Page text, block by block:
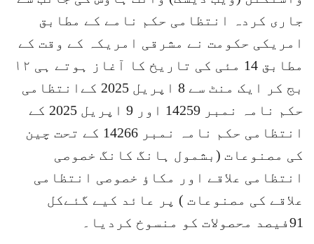
جاری کردہ انتظامی حکم نامے کے مطابق
امریکی حکومت نے مشرقی امریکہ کے وقت کے
مطابق 14 مئی کی تاریخ کا آغاز ہوتے ہی ۱۲
بج کر ایک منٹ سے 8 اپریل 2025 کےانتظامی
حکم نامہ نمبر 14259 اور 9 اپریل 2025 کے
انتظامی حکم نامہ نمبر 14266 کے تحت چین
کی مصنوعات (بشمول ہانگ کانگ خصوصی
انتظامی علاقے اور مکاؤ خصوصی انتظامی
علاقے کی مصنوعات ) پر عائد کیے گئےکل
91فیصد محصولات کو منسوخ کردیا۔